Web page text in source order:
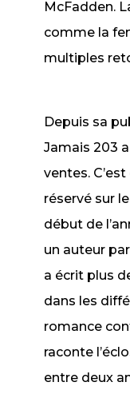
McFadden.
comme la
multiples
Depuis sa
Jamais 203
ventes.
réservé sur
début de
un auteur
a écrit plus
dans les
romance
raconte
entre deux